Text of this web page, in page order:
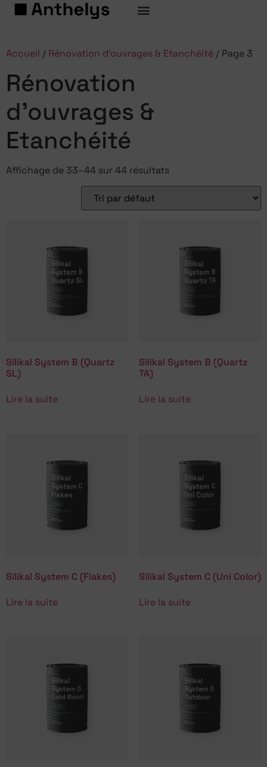
Accueil / Rénovation d'ouvrages & Etanchéité / Page 3
Rénovation
d'ouvrages &
Etanchéité
Affichage de 33–44 sur 44 résultats
Silikal System B (Quartz
SL)
Lire la suite
Silikal System B (Quartz
TA)
Lire la suite
Silikal System C (Flakes)
Lire la suite
Silikal System C (Uni Color)
Lire la suite